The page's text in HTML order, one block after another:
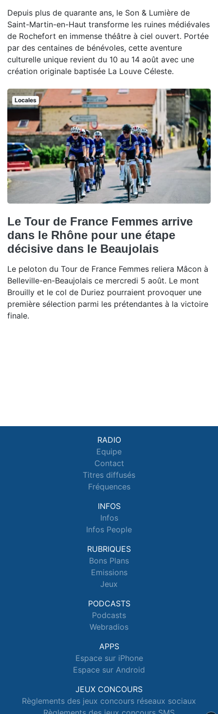
Depuis plus de quarante ans, le Son & Lumière de
Saint-Martin-en-Haut transforme les ruines médiévales
de Rochefort en immense théâtre à ciel ouvert. Portée
par des centaines de bénévoles, cette aventure
culturelle unique revient du 10 au 14 août avec une
création originale baptisée La Louve Céleste.
Locales
Le Tour de France Femmes arrive
dans le Rhône pour une étape
décisive dans le Beaujolais
Le peloton du Tour de France Femmes reliera Mâcon à
Belleville-en-Beaujolais ce mercredi 5 août. Le mont
Brouilly et le col de Duriez pourraient provoquer une
première sélection parmi les prétendantes à la victoire
finale.
RADIO
Equipe
Contact
Titres diffusés
Fréquences
INFOS
Infos
Infos People
RUBRIQUES
Bons Plans
Emissions
Jeux
PODCASTS
Podcasts
Webradios
APPS
Espace sur iPhone
Espace sur Android
JEUX CONCOURS
Règlements des jeux concours réseaux sociaux